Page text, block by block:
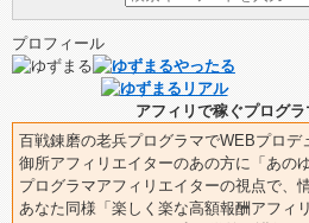
プロフィール
アフィリで稼ぐプログ
百戦錬磨の老兵プログラマでWEBプロデ
御所アフィリエイターのあの方に「あの
プログラマアフィリエイターの視点で、
あなた同様「楽しく楽な高額報酬アフィ